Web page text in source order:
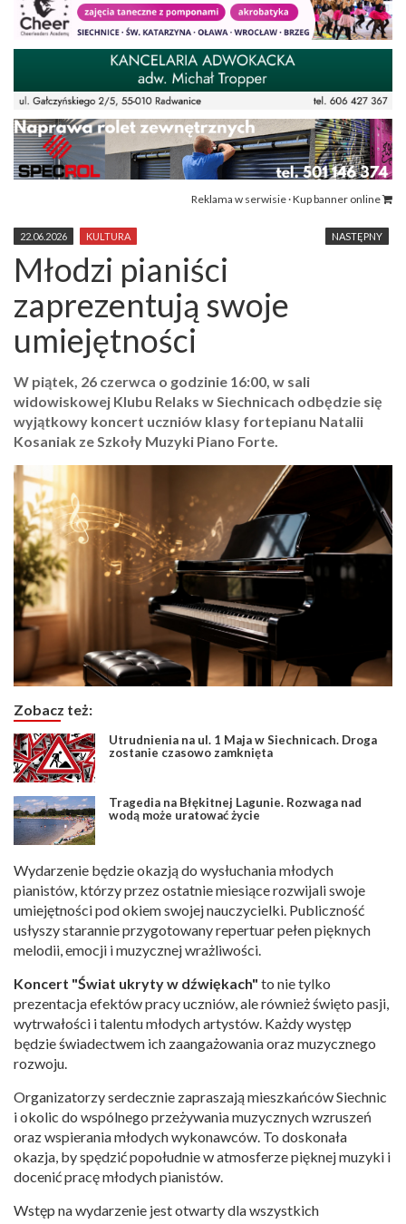
Reklama w serwisie · Kup banner online
NASTĘPNY
22.06.2026 KULTURA
Młodzi pianiści
zaprezentują swoje
umiejętności
W piątek, 26 czerwca o godzinie 16:00, w sali
widowiskowej Klubu Relaks w Siechnicach odbędzie się
wyjątkowy koncert uczniów klasy fortepianu Natalii
Kosaniak ze Szkoły Muzyki Piano Forte.
Zobacz też:
Utrudnienia na ul. 1 Maja w Siechnicach. Droga
zostanie czasowo zamknięta
Tragedia na Błękitnej Lagunie. Rozwaga nad
wodą może uratować życie
Wydarzenie będzie okazją do wysłuchania młodych
pianistów, którzy przez ostatnie miesiące rozwijali swoje
umiejętności pod okiem swojej nauczycielki. Publiczność
usłyszy starannie przygotowany repertuar pełen pięknych
melodii, emocji i muzycznej wrażliwości.
Koncert "Świat ukryty w dźwiękach" to nie tylko
prezentacja efektów pracy uczniów, ale również święto pasji,
wytrwałości i talentu młodych artystów. Każdy występ
będzie świadectwem ich zaangażowania oraz muzycznego
rozwoju.
Organizatorzy serdecznie zapraszają mieszkańców Siechnic
i okolic do wspólnego przeżywania muzycznych wzruszeń
oraz wspierania młodych wykonawców. To doskonała
okazja, by spędzić popołudnie w atmosferze pięknej muzyki i
docenić pracę młodych pianistów.
Wstęp na wydarzenie jest otwarty dla wszystkich